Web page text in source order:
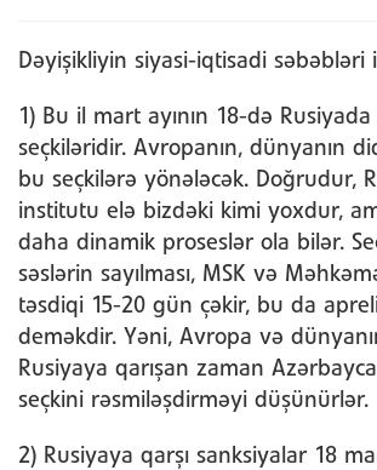
Dəyişikliyin siyasi-iqtisadi səbəbləri
1) Bu il mart ayının 18-də
seçkiləridir. Avropanın, dünyanın
bu seçkilərə yönələcək. Doğrudur,
institutu elə bizdəki kimi yoxdur,
daha dinamik proseslər ola bilər.
səslərin sayılması, MSK və
təsdiqi 15-20 gün çəkir, bu da
deməkdir. Yəni, Avropa və
Rusiyaya qarışan zaman
seçkini rəsmiləşdirməyi düşünürlər.
2) Rusiyaya qarşı sanksiyalar 18